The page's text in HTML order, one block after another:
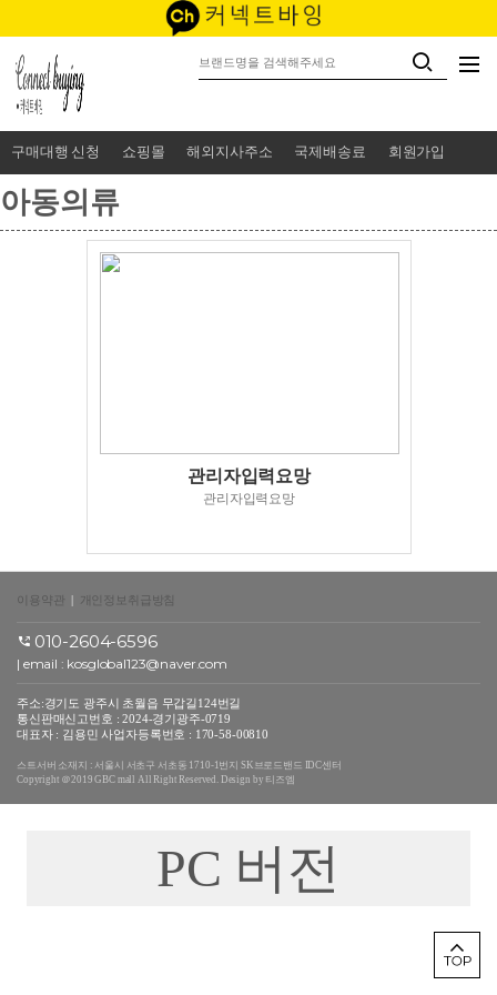
구매대행 신청 쇼핑몰 해외지사주소 국제배송료 회원가입
아동의류
관리자입력요망
관리자입력요망
이용약관 | 개인정보취급방침
010-2604-6596
| email : kosglobal123@naver.com
주소:경기도 광주시 초월읍 무갑길124번길
통신판매신고번호 : 2024-경기광주-0719
대표자 : 김용민 사업자등록번호 : 170-58-00810
스트서버 소재지 : 서울시 서초구 서초동 1710-1번지 SK브로드밴드 IDC센터
Copyright ＠2019 GBC mall All Right Reserved. Design by 티즈엠
PC 버전